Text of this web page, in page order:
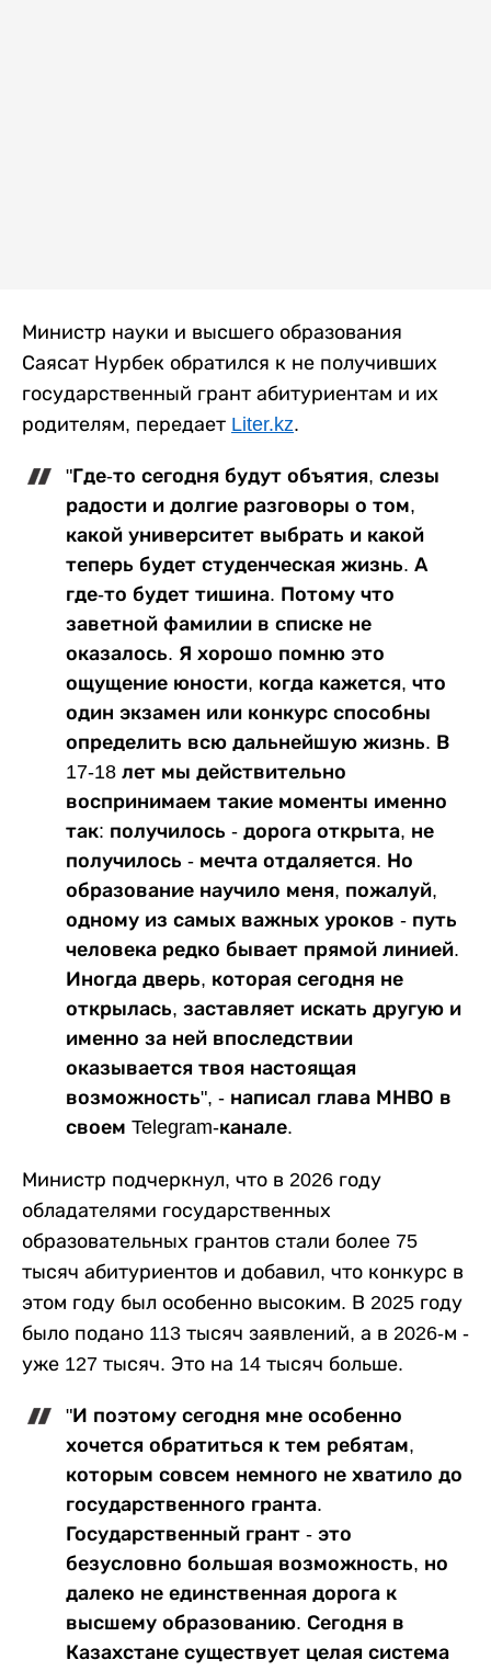
Министр науки и высшего образования
Саясат Нурбек обратился к не получивших
государственный грант абитуриентам и их
родителям, передает Liter.kz.
"Где-то сегодня будут объятия, слезы
радости и долгие разговоры о том,
какой университет выбрать и какой
теперь будет студенческая жизнь. А
где-то будет тишина. Потому что
заветной фамилии в списке не
оказалось. Я хорошо помню это
ощущение юности, когда кажется, что
один экзамен или конкурс способны
определить всю дальнейшую жизнь. В
17-18 лет мы действительно
воспринимаем такие моменты именно
так: получилось - дорога открыта, не
получилось - мечта отдаляется. Но
образование научило меня, пожалуй,
одному из самых важных уроков - путь
человека редко бывает прямой линией.
Иногда дверь, которая сегодня не
открылась, заставляет искать другую и
именно за ней впоследствии
оказывается твоя настоящая
возможность", - написал глава МНВО в
своем Telegram-канале.
Министр подчеркнул, что в 2026 году
обладателями государственных
образовательных грантов стали более 75
тысяч абитуриентов и добавил, что конкурс в
этом году был особенно высоким. В 2025 году
было подано 113 тысяч заявлений, а в 2026-м -
уже 127 тысяч. Это на 14 тысяч больше.
"И поэтому сегодня мне особенно
хочется обратиться к тем ребятам,
которым совсем немного не хватило до
государственного гранта.
Государственный грант - это
безусловно большая возможность, но
далеко не единственная дорога к
высшему образованию. Сегодня в
Казахстане существует целая система